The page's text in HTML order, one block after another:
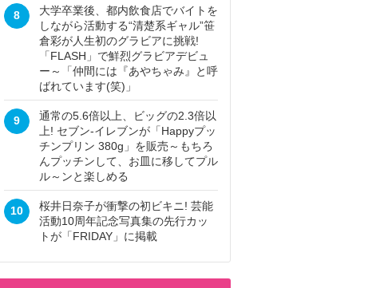
8
大学卒業後、都内飲食店でバイトを
しながら活動する“清楚系ギャル”笹
倉彩が人生初のグラビアに挑戦!
「FLASH」で鮮烈グラビアデビュ
ー～「仲間には『あやちゃみ』と呼
ばれています(笑)」
9
通常の5.6倍以上、ビッグの2.3倍以
上! セブン‐イレブンが「Happyプッ
チンプリン 380g」を販売～もちろ
んプッチンして、お皿に移してプル
ル～ンと楽しめる
10
桜井日奈子が衝撃の初ビキニ! 芸能
活動10周年記念写真集の先行カッ
トが「FRIDAY」に掲載